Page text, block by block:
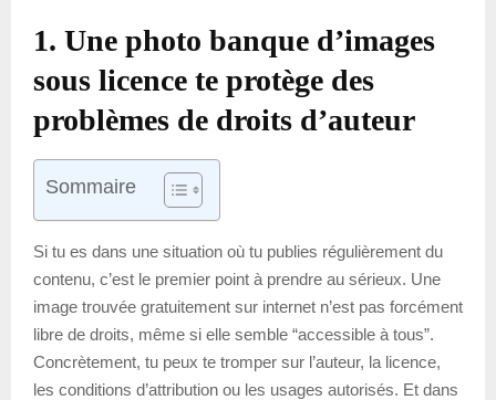
1. Une photo banque d’images
sous licence te protège des
problèmes de droits d’auteur
Sommaire
Si tu es dans une situation où tu publies régulièrement du
contenu, c’est le premier point à prendre au sérieux. Une
image trouvée gratuitement sur internet n’est pas forcément
libre de droits, même si elle semble “accessible à tous”.
Concrètement, tu peux te tromper sur l’auteur, la licence,
les conditions d’attribution ou les usages autorisés. Et dans